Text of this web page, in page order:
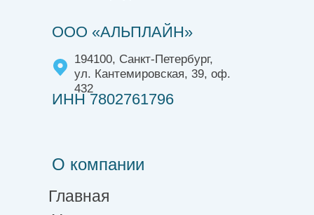
О компании
Главная
ООО «АЛЬПЛАЙН»
194100, Санкт-Петербург,
ул. Кантемировская, 39, оф.
432
ИНН 7802761796